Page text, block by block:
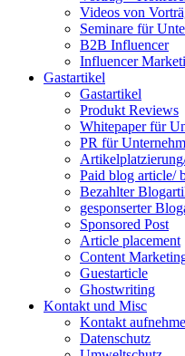
Videos von
Seminare für
B2B Influencer
Influencer
Gastartikel
Gastartikel
Produkt Reviews
Whitepaper für
PR für
Paid blog article/
Bezahlter
gesponserter
Sponsored Post
Article placement
Content
Guestarticle
Ghostwriting
Kontakt und Misc
Kontakt
Datenschutz